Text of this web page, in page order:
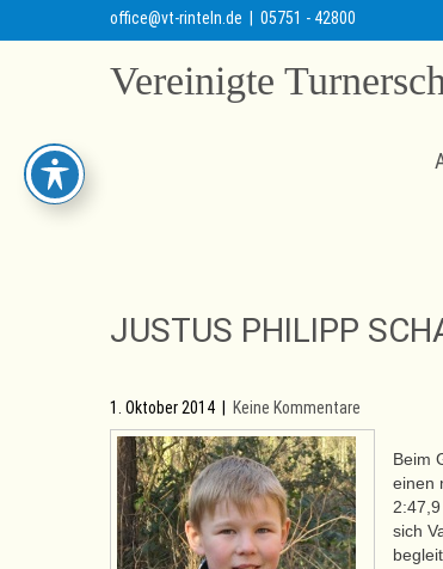
office@vt-rinteln.de | 05751 - 42800
Vereinigte
JUSTUS PHILIPP
1. Oktober 2014 Keine Kommentare
Beim
einen
sich